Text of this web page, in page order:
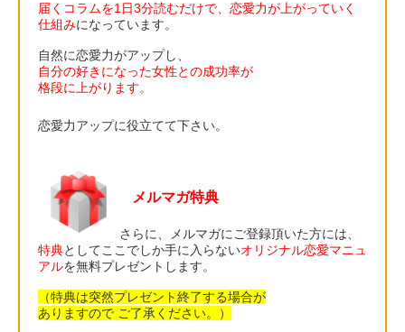
届くコラムを1日3分読むだけで、恋愛力が上がっていく
仕組みになっています。
自然に恋愛力がアップし、
自分の好きになった女性との成功率が
格段に上がります。
恋愛力アップに役立てて下さい。
メルマガ特典
さらに、メルマガにご登録頂いた方には、
特典としてここでしか手に入らないオリジナル恋愛マニュ
アルを無料プレゼントします。
（特典は突然プレゼント終了する場合が
ありますので ご了承ください。）